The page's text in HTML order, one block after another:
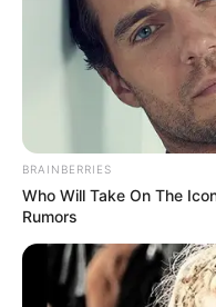
Participe
WhatsApp!
Fique informado em
BRAINBERRIES
Who Will Take On The
Rumors